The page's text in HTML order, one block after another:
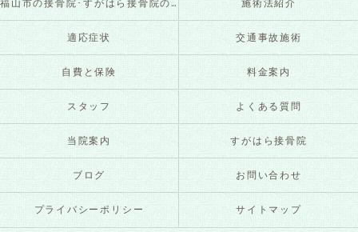
福山市の接骨院･すがはら接骨院のお客様の声 施術法紹介
適応症状 交通事故施術
自費と保険 料金案内
スタッフ よくある質問
当院案内 すがはら接骨院
ブログ お問い合わせ
プライバシーポリシー サイトマップ